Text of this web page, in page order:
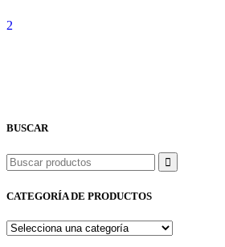
BUSCAR
Buscar
CATEGORÍA DE PRODUCTOS